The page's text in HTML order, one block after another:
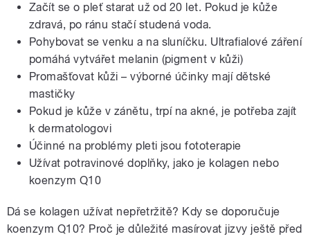
Začít se o pleť starat už od 20 let. Pokud je kůže
zdravá, po ránu stačí studená voda.
Pohybovat se venku a na sluníčku. Ultrafialové záření
pomáhá vytvářet melanin (pigment v kůži)
Promašťovat kůži – výborné účinky mají dětské
mastičky
Pokud je kůže v zánětu, trpí na akné, je potřeba zajít
k dermatologovi
Účinné na problémy pleti jsou fototerapie
Užívat potravinové doplňky, jako je kolagen nebo
koenzym Q10
Dá se kolagen užívat nepřetržitě? Kdy se doporučuje
koenzym Q10? Proč je důležité masírovat jizvy ještě před